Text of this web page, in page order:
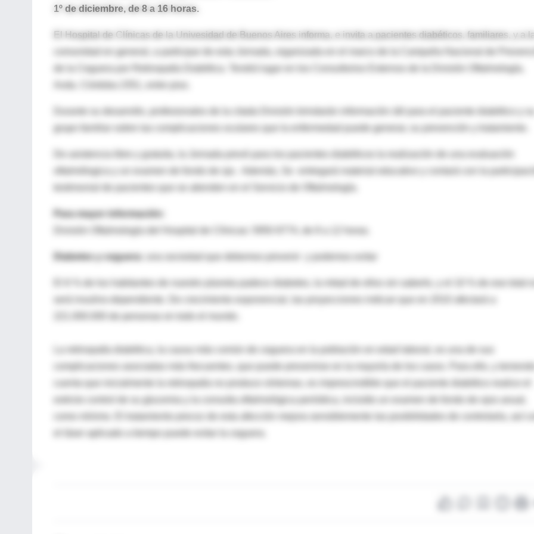
1º de diciembre, de 8 a 16 horas.
El Hospital de Clínicas de la Univesidad de Buenos Aires informa, e invita a pacientes diabéticos, familiares, y a la
comunidad en general, a participar de esta Jornada, organizada en el marco de la Campaña Nacional de
de la Ceguera por Retinopatía Diabética. Tendrá lugar en los Consultorios Externos de la División Oftalmología,
grupo familiar sobre las complicaciones oculares que la enfermedad puede generar, su prevención y tratamiento.
oftalmólogica y un examen de fondo de ojo. Además, Se entregará material educativo y contará con la
testimonial de pacientes que se atienden en el Servicio de Oftalmología.
Para mayor información:
División Oftalmología del Hospital de Clínicas: 5950 8774, de 8 a 12 horas.
Diabetes y ceguera:
será insulino-dependiente. De crecimiento exponencial, las proyecciones indican que en 2010 afectará a
La retinopatía diabética, la causa más común de ceguera en la población en edad laboral, es una de sus
complicaciones asociadas más frecuentes, que puede prevenirse en la mayoría de los casos. Para ello, y teniendo
cuenta que inicialmente la retinopatía no produce síntomas, es imprescindible que el paciente diabético realice el
estricto control de su glucemia y la consulta oftalmológica periódica, incluído un examen de fondo de ojos anual,
el láser aplicado a tiempo puede evitar la ceguera.